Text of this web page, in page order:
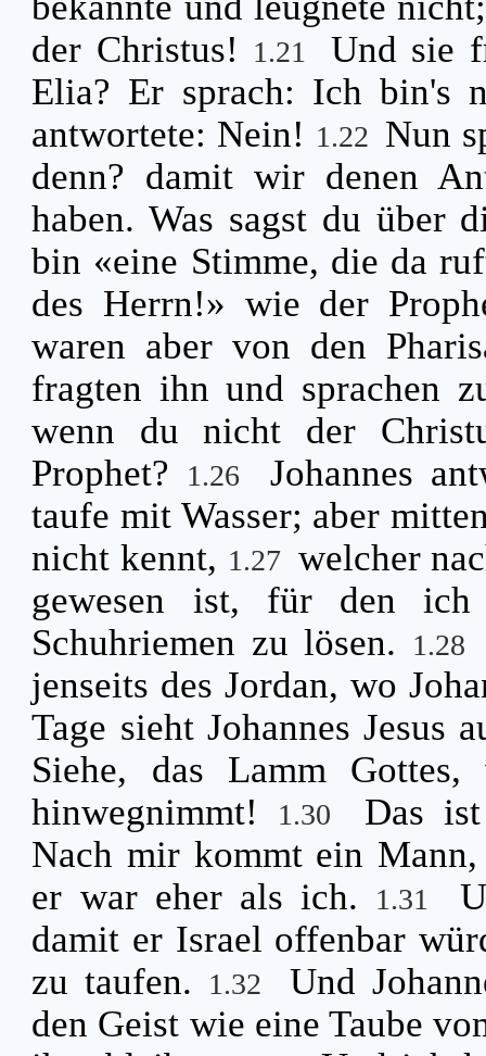
der Christus!
1.21
Und sie
Elia? Er sprach: Ich bin's
antwortete: Nein! 1.22 Nun
denn? damit wir denen
haben. Was sagst du über
bin «eine Stimme, die da
des Herrn!» wie der
waren aber von den
fragten ihn und sprachen
wenn du nicht der
Prophet?
1.26
Johannes
taufe mit Wasser; aber
nicht kennt, 1.27 welcher
gewesen ist, für den
Schuhriemen zu lösen.
1.28
jenseits des Jordan, wo
Tage sieht Johannes Jesus
Siehe, das Lamm
hinwegnimmt!
1.30
Das
Nach mir kommt ein
er war eher als ich.
1.31
damit er Israel offenbar
zu taufen.
1.32
Und
den Geist wie eine Taube